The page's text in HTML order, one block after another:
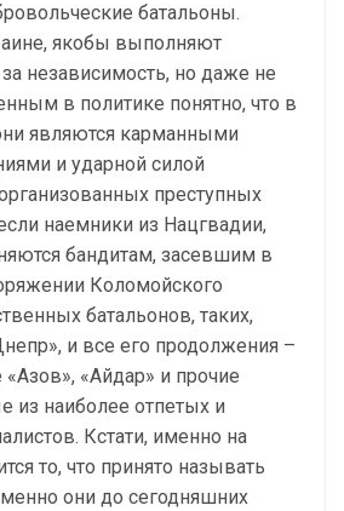
батальоны.
якобы выполняют
независимость, но даже не
в политике понятно, что в
являются карманными
и ударной силой
преступных
наемники из Нацгвадии,
бандитам, засевшим в
Коломойского
батальонов, таких,
и все его продолжения –
«Айдар» и прочие
из наиболее отпетых и
Кстати, именно на
то, что принято называть
они до сегодняшних